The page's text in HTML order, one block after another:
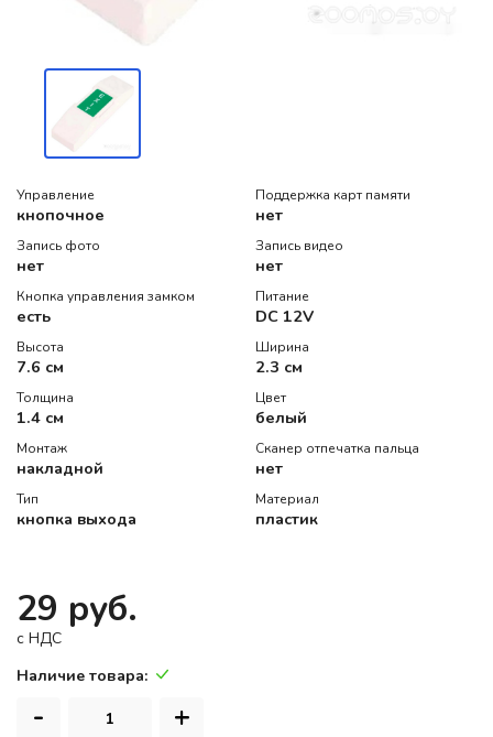
Управление
кнопочное
Поддержка карт памяти
нет
Запись фото
нет
Запись видео
нет
Кнопка управления замком
есть
Питание
DC 12V
Высота
7.6 см
Ширина
2.3 см
Толщина
1.4 см
Цвет
белый
Монтаж
накладной
Сканер отпечатка пальца
нет
Тип
кнопка выхода
Материал
пластик
29 руб.
c НДС
Наличие товара:
- +